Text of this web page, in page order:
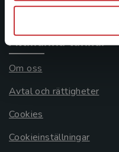
Systemkrav
Allmänna länkar
Om oss
Avtal och rättigheter
Cookies
Cookieinställningar